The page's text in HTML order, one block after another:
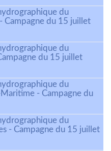
du
Campagne du 15 juillet
du
du 15 juillet
du
- Campagne du
du
- Campagne du 15 juillet